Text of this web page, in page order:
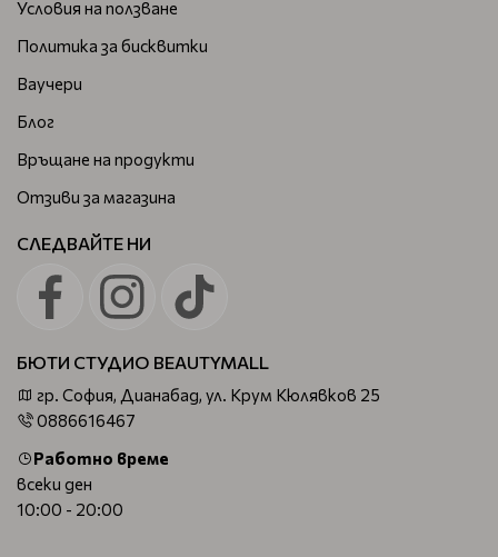
Условия на ползване
Политика за бисквитки
Ваучери
Блог
Връщане на продукти
Отзиви за магазина
СЛЕДВАЙТЕ НИ
БЮТИ СТУДИО BEAUTYMALL
гр. София, Дианабад, ул. Крум Кюлявков 25
0886616467
Работно време
всеки ден
10:00 - 20:00